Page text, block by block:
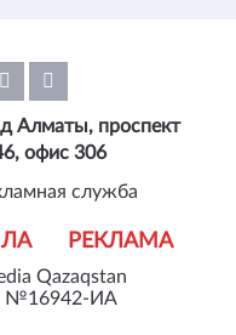
Qazaqstan
№16942-ИА
РЕКЛАМА
Алматы, проспект
офис 306
служба